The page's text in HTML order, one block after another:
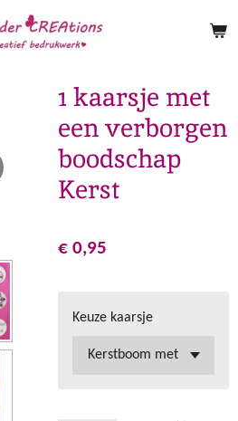
1 kaarsje met
een verborgen
boodschap
Kerst
€ 0,95
Keuze kaarsje